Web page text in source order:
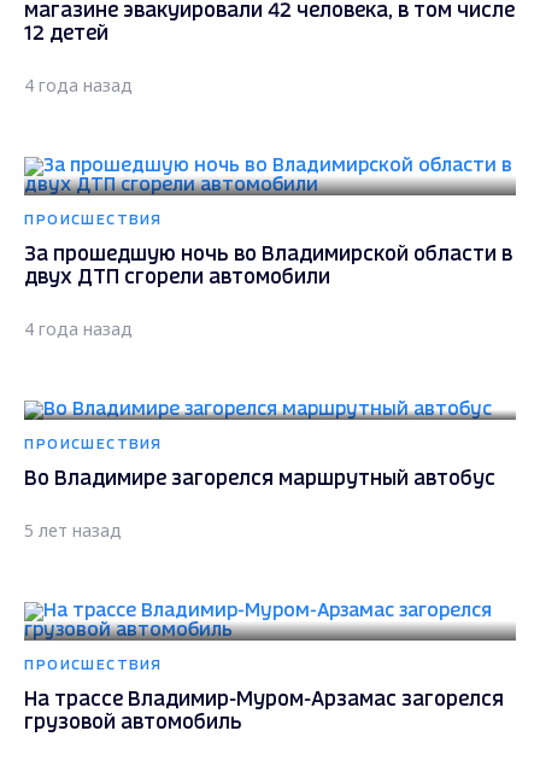
магазине эвакуировали 42 человека, в том числе
12 детей
4 года назад
ПРОИСШЕСТВИЯ
За прошедшую ночь во Владимирской области в
двух ДТП сгорели автомобили
4 года назад
ПРОИСШЕСТВИЯ
Во Владимире загорелся маршрутный автобус
5 лет назад
ПРОИСШЕСТВИЯ
На трассе Владимир-Муром-Арзамас загорелся
грузовой автомобиль